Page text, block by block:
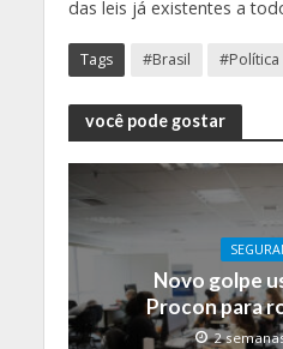
das leis já existentes a
Tags #Brasil #Política
você pode gostar
Novo golpe
Procon para
2